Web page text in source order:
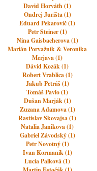
David Horváth (1)
Ondrej Jurišta (1)
Eduard Pekarovič (1)
Petr Steiner (1)
Nina Gaisbacherova (1)
Marián Porvažník & Veronika
Merjava (1)
Dávid Kozák (1)
Robert Vrablica (1)
Jakub Petráš (1)
Tomáš Pavlo (1)
Dušan Marják (1)
Zuzana Adamova (1)
Rastislav Skovajsa (1)
Natalia Janikova (1)
Gabriel Závodský (1)
Petr Novotný (1)
Ivan Kormaník (1)
Lucia Palková (1)